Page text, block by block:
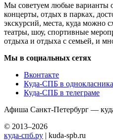
Мы советуем любые варианты
концерты, отдых в парках,
экскурсий, места, куда можно
театры, шоу, спортивные
отдыха и отдыха с семьей, и
Мы в социальных сетях
Вконтакте
Куда-СПБ в
Куда-СПБ в телеграме
Афиша Санкт-Петербург —
© 2013–2026
куда-спб.ру | kuda-spb.ru